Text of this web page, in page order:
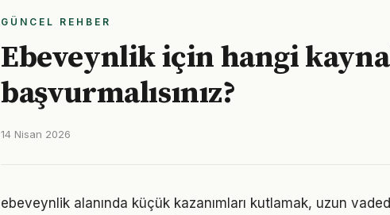
GÜNCEL REHBER
Ebeveynlik için hangi
başvurmalısınız?
14 Nisan 2026
ebeveynlik alanında küçük kazanımları kutlamak, uzun